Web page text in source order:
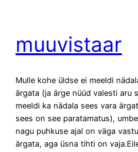
muuvistaar
Mulle kohe üldse ei meeldi
ärgata (ja ärge nüüd valesti aru
meeldi ka nädala sees vara
sees on see paratamatus),
nagu puhkuse ajal on väga
ärgata, aga üsna tihti on